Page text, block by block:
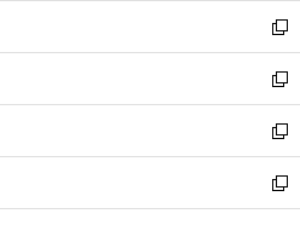
く
で
開
く
ド
ウ
で
開
く
ィ
ン
ド
ウ
で
開
く
し
い
ウ
ィ
ン
ド
ウ
で
開
新
し
い
ウ
ィ
ン
ド
ウ
新
し
い
ウ
ィ
ン
新
し
い
ウ
新
し